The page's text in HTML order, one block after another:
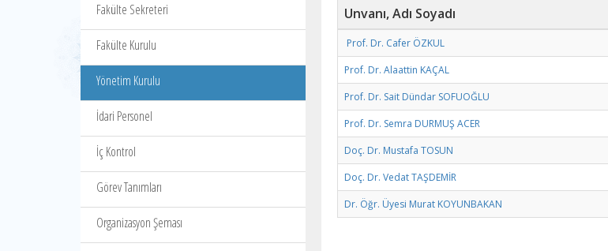
Fakülte Sekreteri
Fakülte Kurulu
Yönetim Kurulu
İdari Personel
İç Kontrol
Görev Tanımları
Organizasyon Şeması
Unvanı, Adı Soyadı
Prof. Dr. Cafer ÖZKUL
Prof. Dr. Alaattin KAÇAL
Prof. Dr. Sait Dündar SOFUOĞLU
Prof. Dr. Semra DURMUŞ ACER
Doç. Dr. Mustafa TOSUN
Doç. Dr. Vedat TAŞDEMİR
Dr. Öğr. Üyesi Murat KOYUNBAKAN